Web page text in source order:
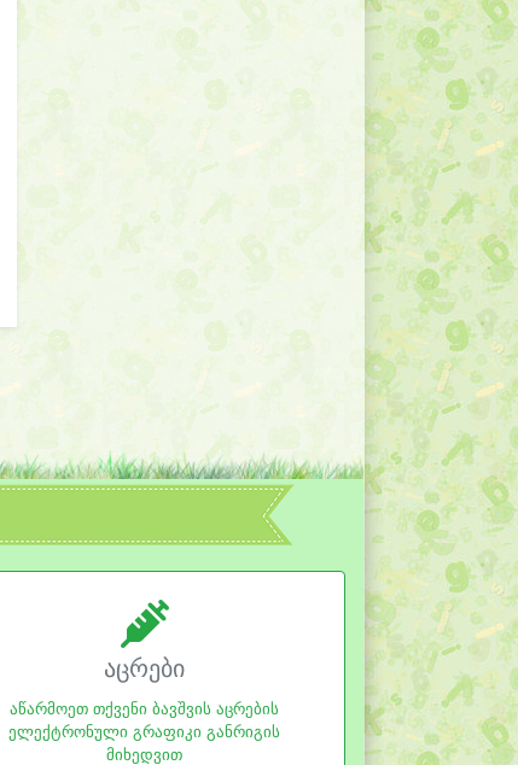
აცრები
აწარმოეთ თქვენი ბავშვის აცრების
ელექტრონული გრაფიკი განრიგის
მიხედვით